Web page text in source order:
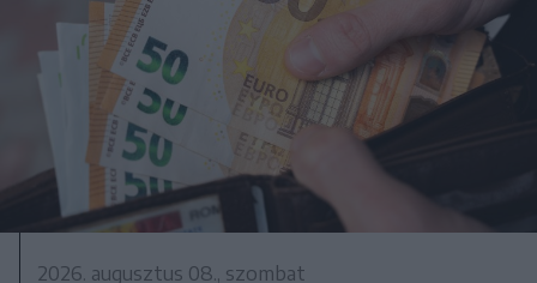
2026. augusztus 08., szombat